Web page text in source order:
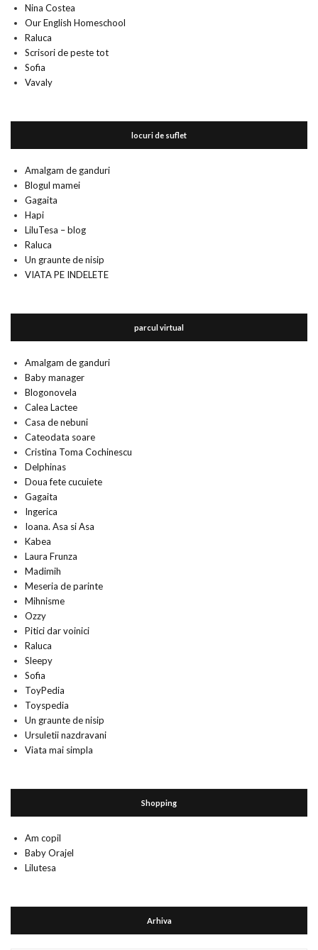
Nina Costea
Our English Homeschool
Raluca
Scrisori de peste tot
Sofia
Vavaly
locuri de suflet
Amalgam de ganduri
Blogul mamei
Gagaita
Hapi
LiluTesa – blog
Raluca
Un graunte de nisip
VIATA PE INDELETE
parcul virtual
Amalgam de ganduri
Baby manager
Blogonovela
Calea Lactee
Casa de nebuni
Cateodata soare
Cristina Toma Cochinescu
Delphinas
Doua fete cucuiete
Gagaita
Ingerica
Ioana. Asa si Asa
Kabea
Laura Frunza
Madimih
Meseria de parinte
Mihnisme
Ozzy
Pitici dar voinici
Raluca
Sleepy
Sofia
ToyPedia
Toyspedia
Un graunte de nisip
Ursuletii nazdravani
Viata mai simpla
Shopping
Am copil
Baby Orajel
Lilutesa
Arhiva